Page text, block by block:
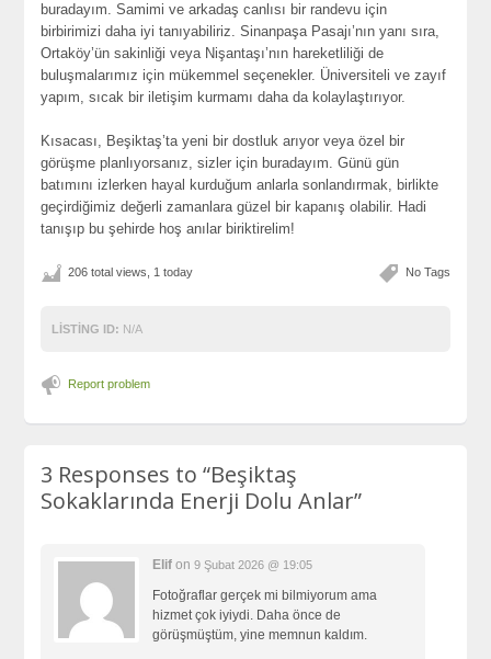
buradayım. Samimi ve arkadaş canlısı bir randevu için
birbirimizi daha iyi tanıyabiliriz. Sinanpaşa Pasajı’nın yanı sıra,
Ortaköy’ün sakinliği veya Nişantaşı’nın hareketliliği de
buluşmalarımız için mükemmel seçenekler. Üniversiteli ve zayıf
yapım, sıcak bir iletişim kurmamı daha da kolaylaştırıyor.
Kısacası, Beşiktaş’ta yeni bir dostluk arıyor veya özel bir
görüşme planlıyorsanız, sizler için buradayım. Günü gün
batımını izlerken hayal kurduğum anlarla sonlandırmak, birlikte
geçirdiğimiz değerli zamanlara güzel bir kapanış olabilir. Hadi
tanışıp bu şehirde hoş anılar biriktirelim!
No Tags
206 total views, 1 today
LISTING ID: N/A
Report problem
3 Responses to“Beşiktaş
Sokaklarında Enerji Dolu Anlar”
Elif on9 Şubat 2026 @ 19:05
Fotoğraflar gerçek mi bilmiyorum ama
hizmet çok iyiydi. Daha önce de
görüşmüştüm, yine memnun kaldım.